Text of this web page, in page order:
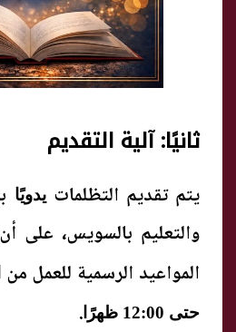
ثانيًا: آلية التقديم
يتم تقديم التظلماتيدويًا
والتعليم بالسويس، على
المواعيد الرسمية للعمل من
حتى 12:00 ظهرًا .